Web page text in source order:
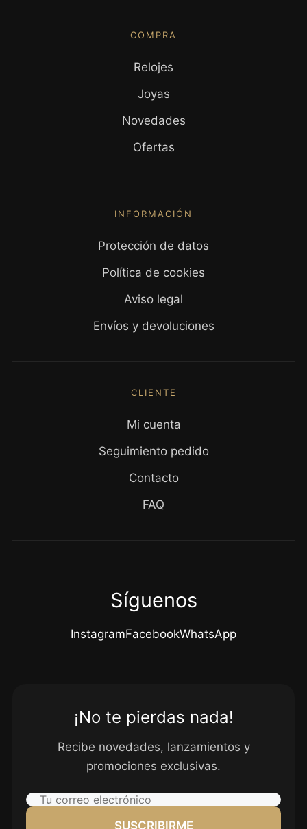
COMPRA
Relojes
Joyas
Novedades
Ofertas
INFORMACIÓN
Protección de datos
Política de cookies
Aviso legal
Envíos y devoluciones
CLIENTE
Mi cuenta
Seguimiento pedido
Contacto
FAQ
Síguenos
InstagramFacebookWhatsApp
¡No te pierdas nada!
Recibe novedades, lanzamientos y
promociones exclusivas.
SUSCRIBIRME